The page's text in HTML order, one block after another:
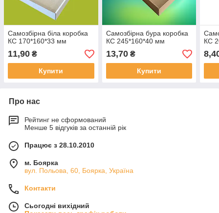
Самозбірна біла коробка
КС 170*160*33 мм
11,90 ₴
Купити
Самозбірна бура коробка
КС 245*160*40 мм
13,70₴
Купити
КС
Про нас
Рейтинг не сформований
Менше 5 відгуків за останній рік
Працює з 28.10.2010
м. Боярка
вул. Польова, 60, Боярка, Україна
Контакти
Сьогодні вихідний